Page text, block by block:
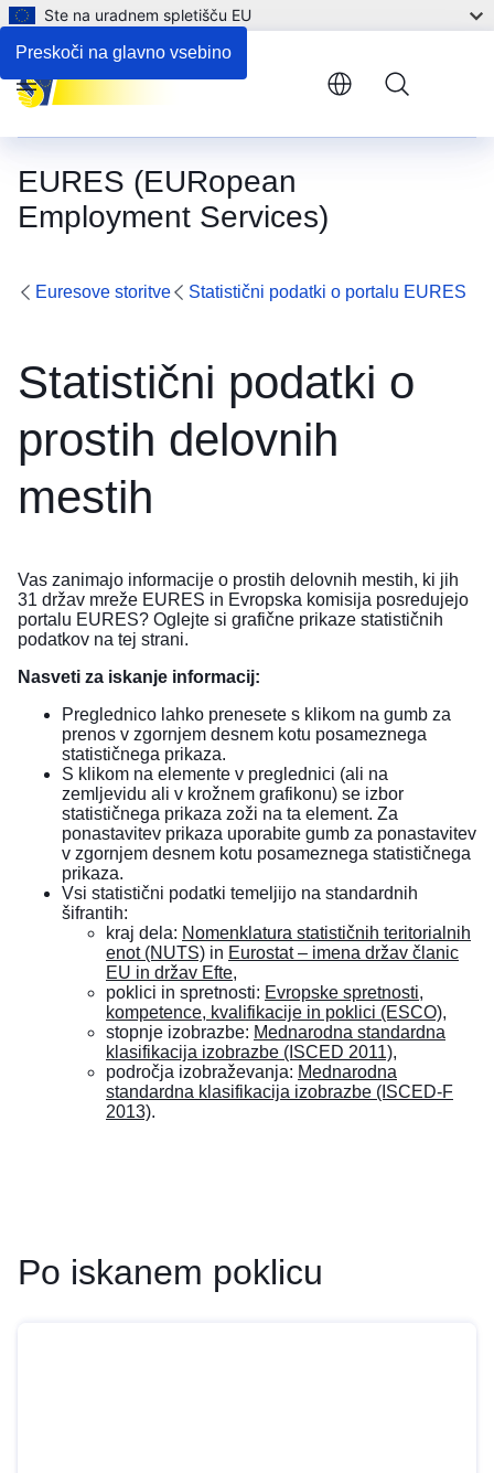
Preskoči na glavno vsebino
Ste na uradnem spletišču EU
EURES (EURopean
Employment Services)
Menu
Euresove storitve Statistični podatki o portalu EURES
Statistični podatki o
prostih delovnih
mestih
Vas zanimajo informacije o prostih delovnih mestih, ki jih
31 držav mreže EURES in Evropska komisija posredujejo
portalu EURES? Oglejte si grafične prikaze statističnih
podatkov na tej strani.
Nasveti za iskanje informacij:
Preglednico lahko prenesete s klikom na gumb za
prenos v zgornjem desnem kotu posameznega
statističnega prikaza.
S klikom na elemente v preglednici (ali na
zemljevidu ali v krožnem grafikonu) se izbor
statističnega prikaza zoži na ta element. Za
ponastavitev prikaza uporabite gumb za ponastavitev
v zgornjem desnem kotu posameznega statističnega
prikaza.
Vsi statistični podatki temeljijo na standardnih
šifrantih:
kraj dela: Nomenklatura statističnih teritorialnih
enot (NUTS) in Eurostat – imena držav članic
EU in držav Efte,
poklici in spretnosti: Evropske spretnosti,
kompetence, kvalifikacije in poklici (ESCO),
stopnje izobrazbe: Mednarodna standardna
klasifikacija izobrazbe (ISCED 2011),
področja izobraževanja: Mednarodna
standardna klasifikacija izobrazbe (ISCED-F
2013).
Po iskanem poklicu